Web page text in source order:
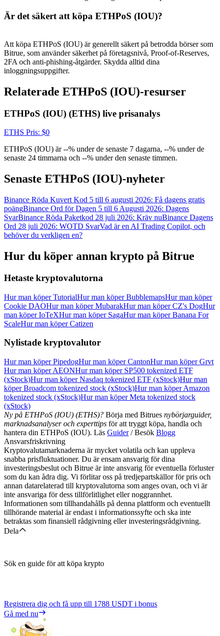
USDT New User Exclusive 10% APR
USDT Flexible Staking | Daily Rewards
BTC New User Exclusive: 6.5% APR
Fler evenemang
Vinn priser och exklusiva belöningar
Belöningscenter
Logga inBli Medlem
Är det säkert att köpa ETHPoS (IOU)?
Att köpa ETHPoS (IOU) är generellt säkert på betrodda börser som
Bitrue, som använder säkerhet på företagsnivå, Proof-of-Reserves,
2FA och anti-phishing-åtgärder. Skydda alltid dina
inloggningsuppgifter.
Relaterade ETHPoS (IOU)-resurser
ETHPoS (IOU) (ETHS) live prisanalys
ETHS Pris: $0
ETHPoS (IOU) är --% under de senaste 7 dagarna, --% under de
senaste 24 timmarna och --% under den senaste timmen.
Senaste ETHPoS (IOU)-nyheter
Binance Röda Kuvert Kod 5 till 6 augusti 2026: Få dagens gratis
poängBinance Ord för Dagen 5 till 6 Augusti 2026: Dagens
SvarBinance Röda Paketkod 28 juli 2026: Kräv nuBinance Dagens
Ord 28 juli 2026: WOTD SvarVad är en AI Trading Copilot, och
behöver du verkligen en?
Hur du köper annan krypto på Bitrue
Hetaste kryptovalutorna
Hur man köper TutorialHur man köper BubblemapsHur man köper
Cookie DAOHur man köper MubarakHur man köper CZ's DogHur
man köper IoTeXHur man köper SagaHur man köper Banana For
ScaleHur man köper Catizen
Nylistade kryptovalutor
Hur man köper PipedogHur man köper CantonHur man köper Grvt
Hur man köper AEONHur man köper SP500 tokenized ETF
(xStock)Hur man köper Nasdaq tokenized ETF (xStock)Hur man
köper Broadcom tokenized stock (xStock)Hur man köper Amazon
tokenized stock (xStock)Hur man köper Meta tokenized stock
(xStock)
Ny på ETHPoS (IOU) (ETHS)? Börja med Bitrues nybörjarguider,
marknadsanalyser och experttips för att tryggt köpa, handla och
hantera din ETHPoS (IOU). Läs Guider/ Besök Blogg
Ansvarsfriskrivning
Kryptovalutamarknaderna är mycket volatila och kan uppleva
snabba prisfluktuationer. Du är ensam ansvarig för dina
investeringsbeslut och Bitrue är inte ansvarig för eventuella förluster
som du kan ådra dig. Vi förlitar oss på tredjepartskällor för pris och
annan datarelaterad till kryptovalutorna som anges ovan, och vi är
inte ansvariga för dess tillförlitlighet eller noggrannhet.
Informationen som tillhandahålls på denna plattform och eventuellt
tillhörande material är endast i informationssyfte och ska inte
betraktas som finansiell rådgivning eller investeringsrådgivning.
Dela
Sök en guide för att köpa krypto
Registrera dig och få upp till 1788 USDT i bonus
Gå med nu